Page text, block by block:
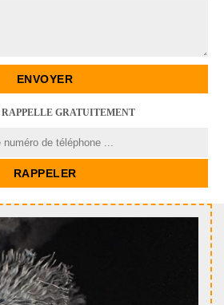
RAPPELLE GRATUITEMENT